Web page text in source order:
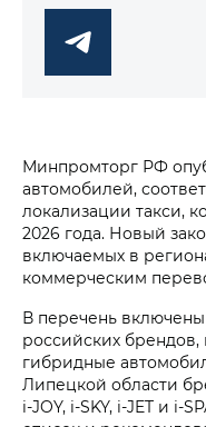
Минпромторг РФ
автомобилей,
локализации такси,
2026 года. Новый
включаемых в
коммерческим
В перечень
российских
гибридные
Липецкой области
i‑JOY, i‑SKY, i‑JET и